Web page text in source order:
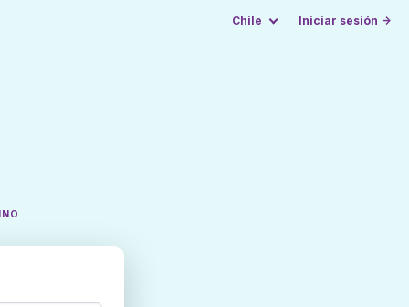
Chile Iniciar sesión →